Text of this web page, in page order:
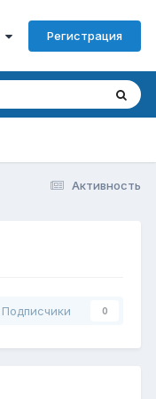
Регистрация
Активность
Подписчики 0